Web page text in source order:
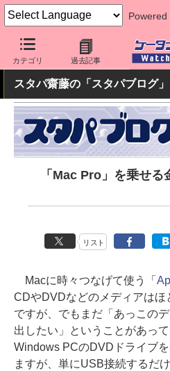
Powered
カテゴリ 過去記事
ケータイ Watch 周辺機器/アクセサ
スタパ齋藤の「スタパブログ」
「Mac Pro」を乗せ
リスト
Macに時々つなげて使う「
CDやDVDなどのメディアはほ
ですが、でもまだ「あっこの
出したい」ということがあっ
Windows PCのDVDドライブ
ますが、単にUSB接続するだ